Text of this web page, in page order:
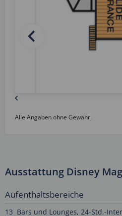
Alle Angaben ohne Gewähr.
Ausstattung Disney
Aufenthaltsbereiche
13 Bars und Lounges, 24-Std.-